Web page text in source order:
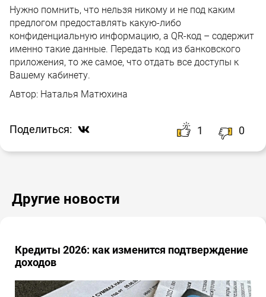
Нужно помнить, что нельзя никому и не под каким
предлогом предоставлять какую-либо
конфиденциальную информацию, а QR-код – содержит
именно такие данные. Передать код из банковского
приложения, то же самое, что отдать все доступы к
Вашему кабинету.
Автор: Наталья Матюхина
Поделиться: 1 0
Другие новости
Кредиты 2026: как изменится подтверждение
доходов